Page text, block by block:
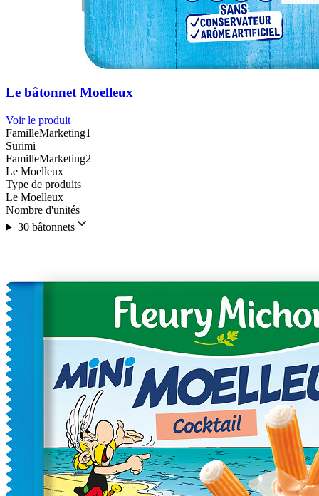
Le bâtonnet Moelleux
Voir le produit
FamilleMarketing1
Surimi
FamilleMarketing2
Le Moelleux
Type de produits
Le Moelleux
Nombre d'unités
30 bâtonnets